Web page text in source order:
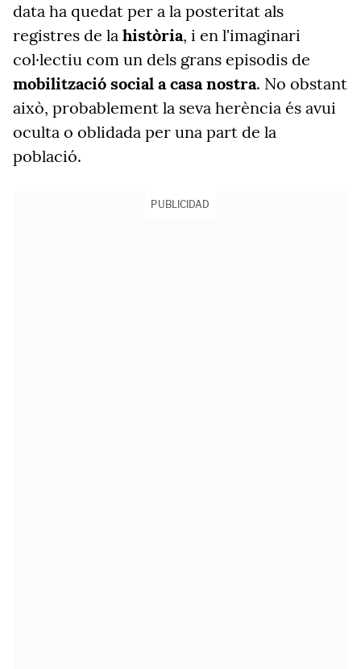
data ha quedat per a la posteritat als
registres de la història, i en l'imaginari
col·lectiu com un dels grans episodis de
mobilització social a casa nostra. No obstant
això, probablement la seva herència és avui
oculta o oblidada per una part de la
població.
PUBLICIDAD